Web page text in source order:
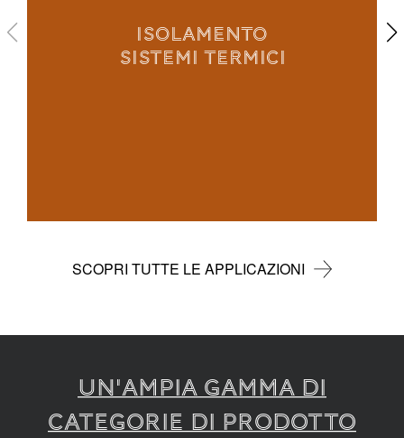
ISOLAMENTO
SISTEMI TERMICI
SCOPRI TUTTE LE APPLICAZIONI
UN'AMPIA GAMMA DI
CATEGORIE DI PRODOTTO